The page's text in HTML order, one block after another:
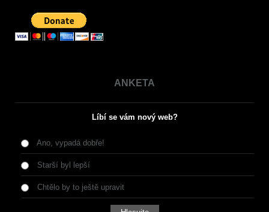
ANKETA
Líbí se vám nový web?
Ano, vypadá dobře!
Starší byl lepší
Chtělo by to ještě upravit